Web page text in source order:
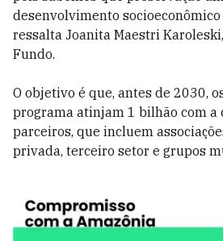
desenvolvimento socioeconômico
ressalta Joanita Maestri
Fundo.
O objetivo é que, antes de 2030,
programa atinjam 1 bilhão com a
parceiros, que incluem
privada, terceiro setor e grupos